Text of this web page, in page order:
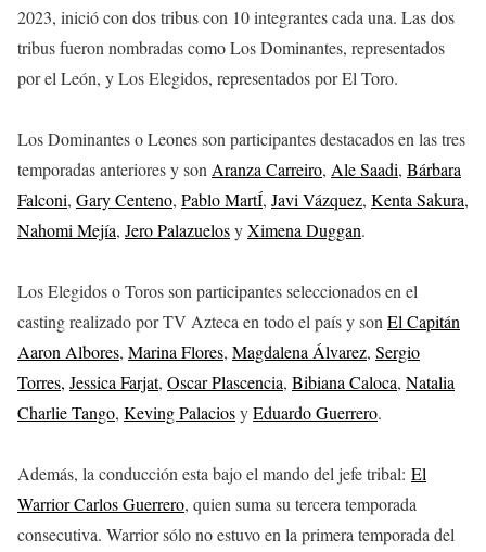
2023, inició con dos tribus con 10 integrantes cada una. Las dos
tribus fueron nombradas como Los Dominantes, representados
por el León, y Los Elegidos, representados por El Toro.
Los Dominantes o Leones son participantes destacados en las tres
temporadas anteriores y sonAranza Carreiro, Ale Saadi, Bárbara
Falconi, Gary Centeno, Pablo MartÍ, Javi Vázquez, Kenta Sakura,
Nahomi Mejía, Jero PalazuelosyXimena Duggan.
Los Elegidos o Toros son participantes seleccionados en el
casting realizado por TV Azteca en todo el país y sonEl Capitán
Aaron Albores, Marina Flores, Magdalena Álvarez, Sergio
Torres, Jessica Farjat, Oscar Plascencia, Bibiana Caloca, Natalia
Charlie Tango, Keving PalaciosyEduardo Guerrero.
Además, la conducción esta bajo el mando del jefe tribal: El
Warrior Carlos Guerrero, quien suma su tercera temporada
consecutiva. Warrior sólo no estuvo en la primera temporada del